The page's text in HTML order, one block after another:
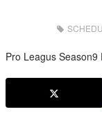
Pro Leagus